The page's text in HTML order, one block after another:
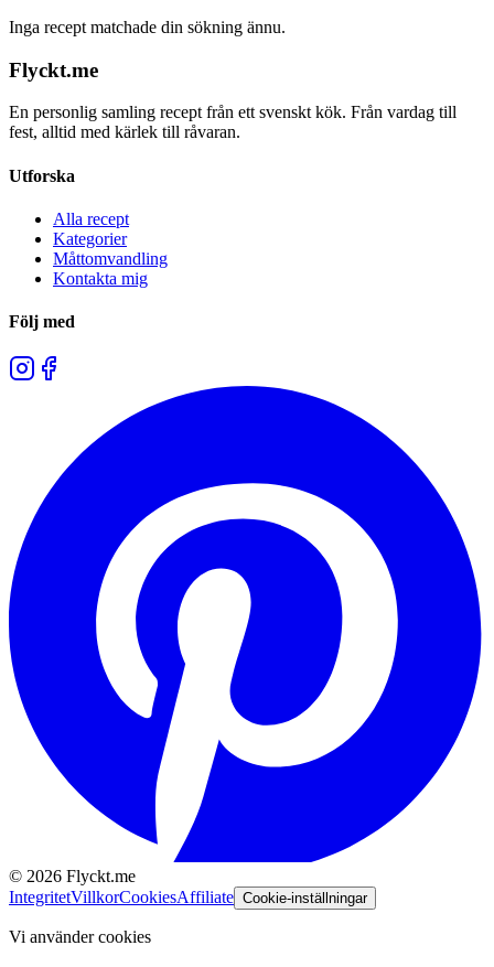
Inga recept matchade din sökning ännu.
Flyckt.me
En personlig samling recept från ett svenskt kök. Från vardag till
fest, alltid med kärlek till råvaran.
Utforska
Alla recept
Kategorier
Måttomvandling
Kontakta mig
Följ med
© 2026 Flyckt.me
IntegritetVillkorCookiesAffiliate Cookie-inställningar
Vi använder cookies